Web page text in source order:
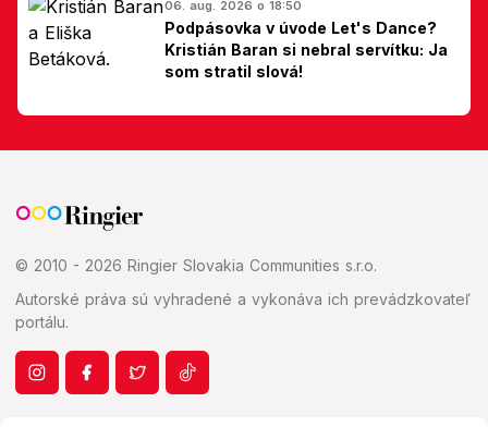
06. aug. 2026 o 18:50
Podpásovka v úvode Let's Dance?
Kristián Baran si nebral servítku: Ja
som stratil slová!
© 2010 - 2026 Ringier Slovakia Communities s.r.o.
Autorské práva sú vyhradené a vykonáva ich prevádzkovateľ
portálu.